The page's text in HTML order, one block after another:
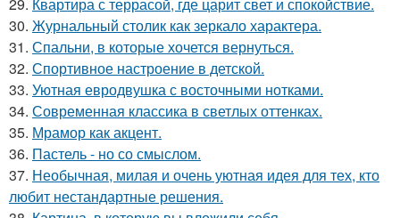
30. Журнальный столик как зеркало характера.
31. Спальни, в которые хочется вернуться.
32. Спортивное настроение в детской.
33. Уютная евродвушка с восточными нотками.
34. Современная классика в светлых оттенках.
35. Мрамор как акцент.
36. Пастель - но со смыслом.
37. Необычная, милая и очень уютная идея для тех, кто
любит нестандартные решения.